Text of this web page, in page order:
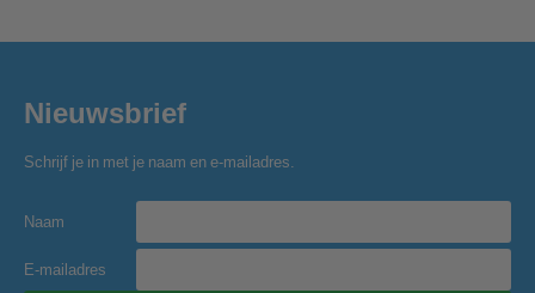
Nieuwsbrief
Schrijf je in met je naam en e-mailadres.
Naam
E-mailadres